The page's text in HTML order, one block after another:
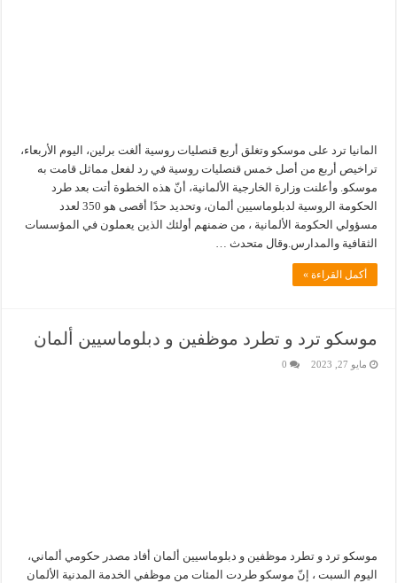
المانيا ترد على موسكو وتغلق أربع قنصليات روسية ألغت برلين، اليوم الأربعاء،
تراخيص أربع من أصل خمس قنصليات روسية في رد لفعل مماثل قامت به
موسكو. وأعلنت وزارة الخارجية الألمانية، أنّ هذه الخطوة أتت بعد طرد
الحكومة الروسية لدبلوماسيين ألمان، وتحديد حدًا أقصى هو 350 لعدد
مسؤولي الحكومة الألمانية ، من ضمنهم أولئك الذين يعملون في المؤسسات
الثقافية والمدارس.وقال متحدث …
أكمل القراءة »
موسكو ترد و تطرد موظفين و دبلوماسيين ألمان
مايو 27, 2023 0
موسكو ترد و تطرد موظفين و دبلوماسيين ألمان أفاد مصدر حكومي ألماني،
اليوم السبت ، إنّ موسكو طردت المئات من موظفي الخدمة المدنية الألمان